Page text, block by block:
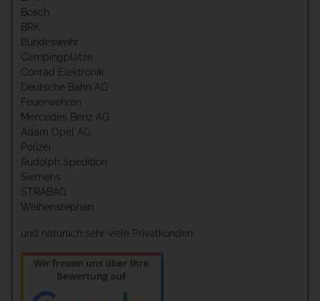
Bosch
BRK
Bundeswehr
Campingplätze
Conrad Elektronik
Deutsche Bahn AG
Feuerwehren
Mercedes Benz AG
Adam Opel AG
Polizei
Rudolph Spedition
Siemens
STRABAG
Weihenstephan
und natürlich sehr viele Privatkunden